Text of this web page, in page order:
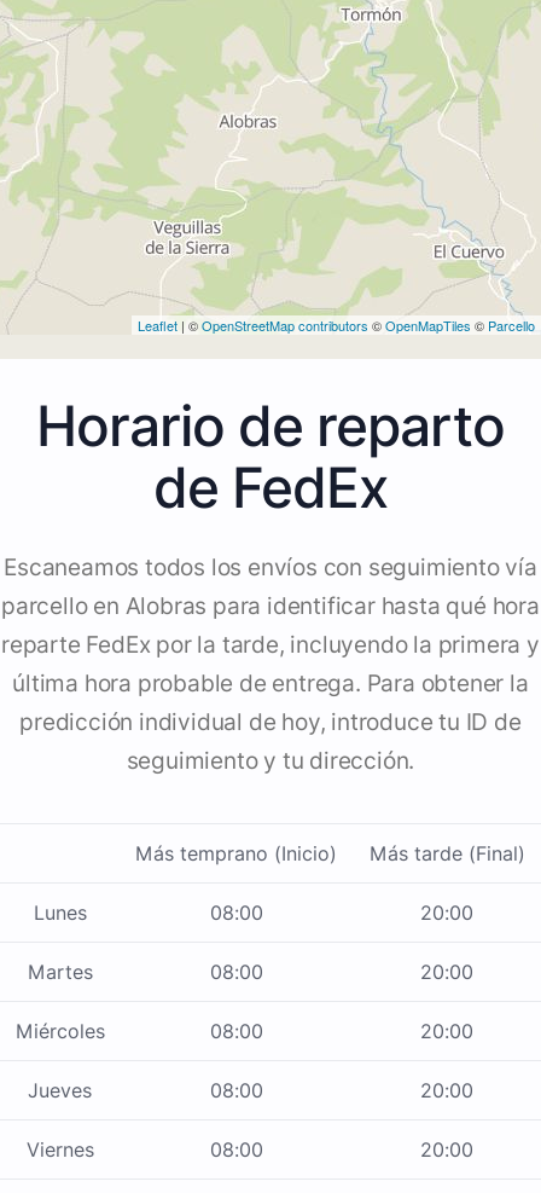
Leaflet | ©OpenStreetMap contributors ©OpenMapTiles © Parcello
Horario de reparto
de FedEx
Escaneamos todos los envíos con seguimiento vía
parcello en Alobras para identificar hasta qué hora
reparte FedEx por la tarde, incluyendo la primera y
última hora probable de entrega. Para obtener la
predicción individual de hoy, introduce tu ID de
seguimiento y tu dirección.
Más temprano (Inicio) Más tarde (Final)
Lunes 08:00 20:00
Martes 08:00 20:00
Miércoles 08:00 20:00
Jueves 08:00 20:00
Viernes 08:00 20:00